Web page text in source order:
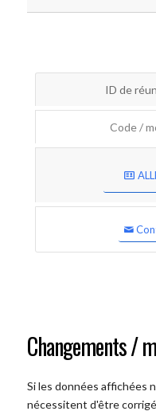
ID de
Code /
Changements /
Si les données affichées
nécessitent d'être